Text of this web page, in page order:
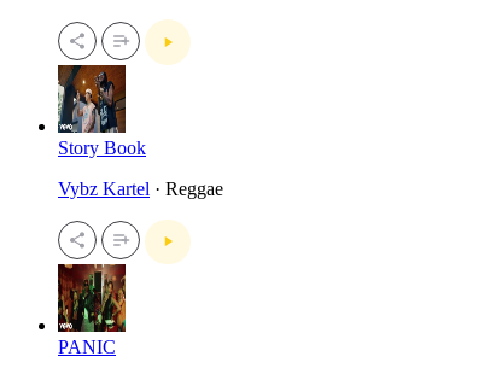
Story Book
Vybz Kartel · Reggae
PANIC